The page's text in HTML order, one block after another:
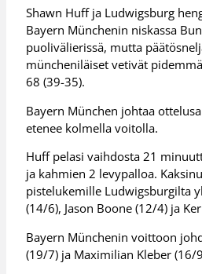
Shawn Huff ja Ludwigsburg
Bayern Münchenin niskassa
puolivälierissä, mutta
müncheniläiset vetivät
68 (39-35).
Bayern München johtaa
etenee kolmella voitolla.
Huff pelasi vaihdosta 21
ja kahmien 2 levypalloa.
pistelukemille Ludwigsburgilta
(14/6), Jason Boone (12/4) ja
Bayern Münchenin voittoon
(19/7) ja Maximilian Kleber (16/